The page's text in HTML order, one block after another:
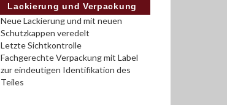
Lackierung und Verpackung
Neue Lackierung und mit neuen
Schutzkappen veredelt
Letzte Sichtkontrolle
Fachgerechte Verpackung mit Label
zur eindeutigen Identifikation des
Teiles